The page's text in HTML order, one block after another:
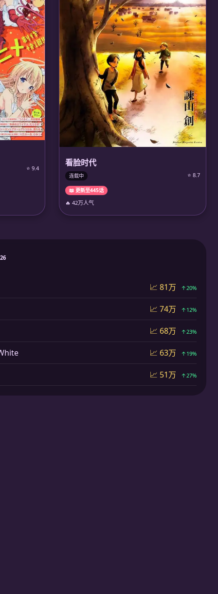
⭐ 9.4
看脸时代
连载中 ⭐ 8.7
📖 更新至445话
🔥 42万人气
📈 81万 ↑20%
📈 74万 ↑12%
📈 68万 ↑23%
📈 63万 ↑19%
📈 51万 ↑27%